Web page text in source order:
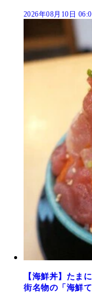
2026年08月10日
【海鮮丼】たま
街名物の「海鮮